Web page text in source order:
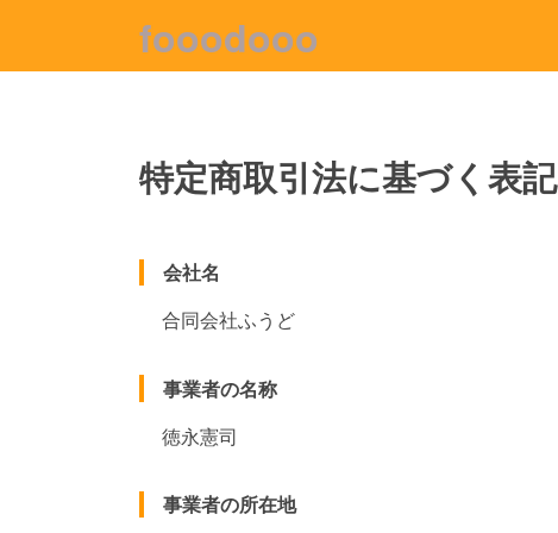
fooodooo
特定商取引法に基づく表記
会社名
合同会社ふうど
事業者の名称
徳永憲司
事業者の所在地